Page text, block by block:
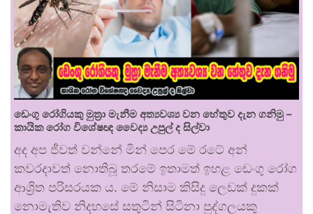
ඩෙංගු රෝගියකු ⁣මුත්‍රා මැනීම අත්‍යවශ්‍ය වන හේතුව දැන ගනිමු –
කායික රෝග විශේෂඥ වෛද්‍ය උපුල් ද සිල්වා
අද අප ජීවත් වන්නේ මින් පෙර මේ රටේ අන්
කවරදාවත් නොතිබූ තරමේ ඉතාමත් ඉහළ ඩෙංගු රෝග
ආශ්‍රිත පරිසරයක ය. මේ නිසාම කිසිදු ලෙඩක් දුකක්
නොමැතිව නිදහසේ සතුටින් සිටිනා පුද්ගලයකු